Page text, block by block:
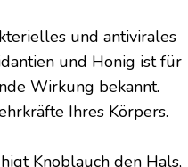
und antivirales
und Honig ist für
Wirkung bekannt.
Ihres Körpers.
Knoblauch den Hals,